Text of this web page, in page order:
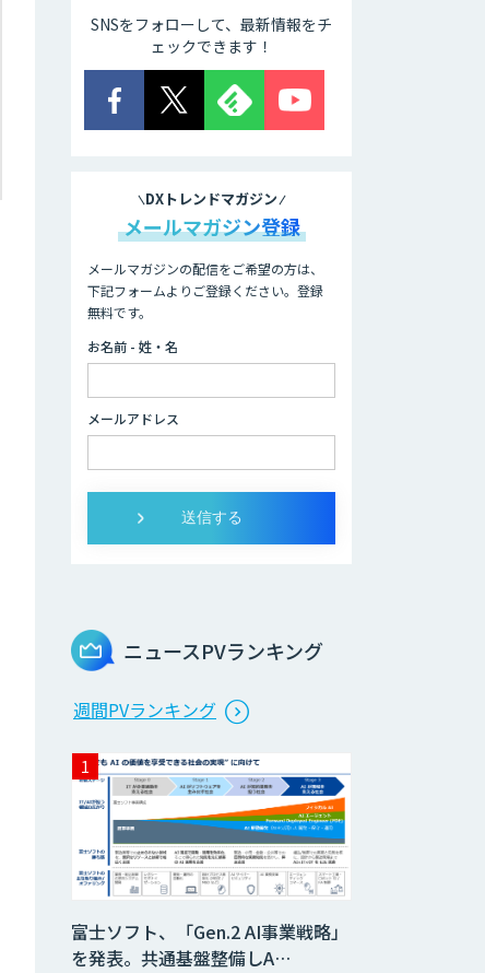
SNSをフォローして、最新情報をチ
ェックできます！
DXトレンドマガジン
メールマガジン登録
メールマガジンの配信をご希望の方は、
下記フォームよりご登録ください。登録
無料です。
お名前 - 姓・名
メールアドレス
ニュースPVランキング
週間PVランキング
富士ソフト、「Gen.2 AI事業戦略」
を発表。共通基盤整備しA…